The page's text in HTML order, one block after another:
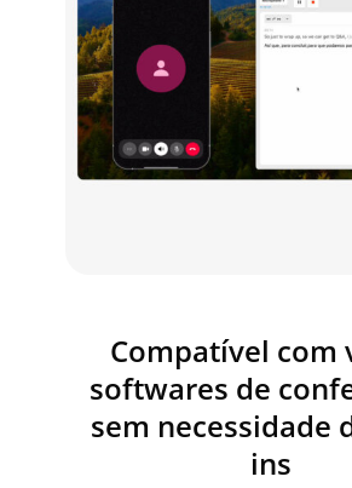
Compatível com
softwares de
sem necessidade
ins